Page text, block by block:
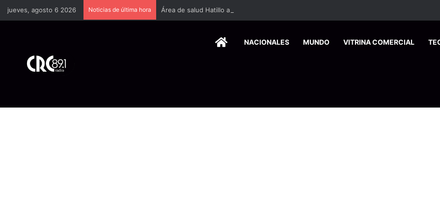
jueves, agosto 6 2026 Noticias de última hora
HOMENACIONALES MUNDO VITRINA COMERCIAL